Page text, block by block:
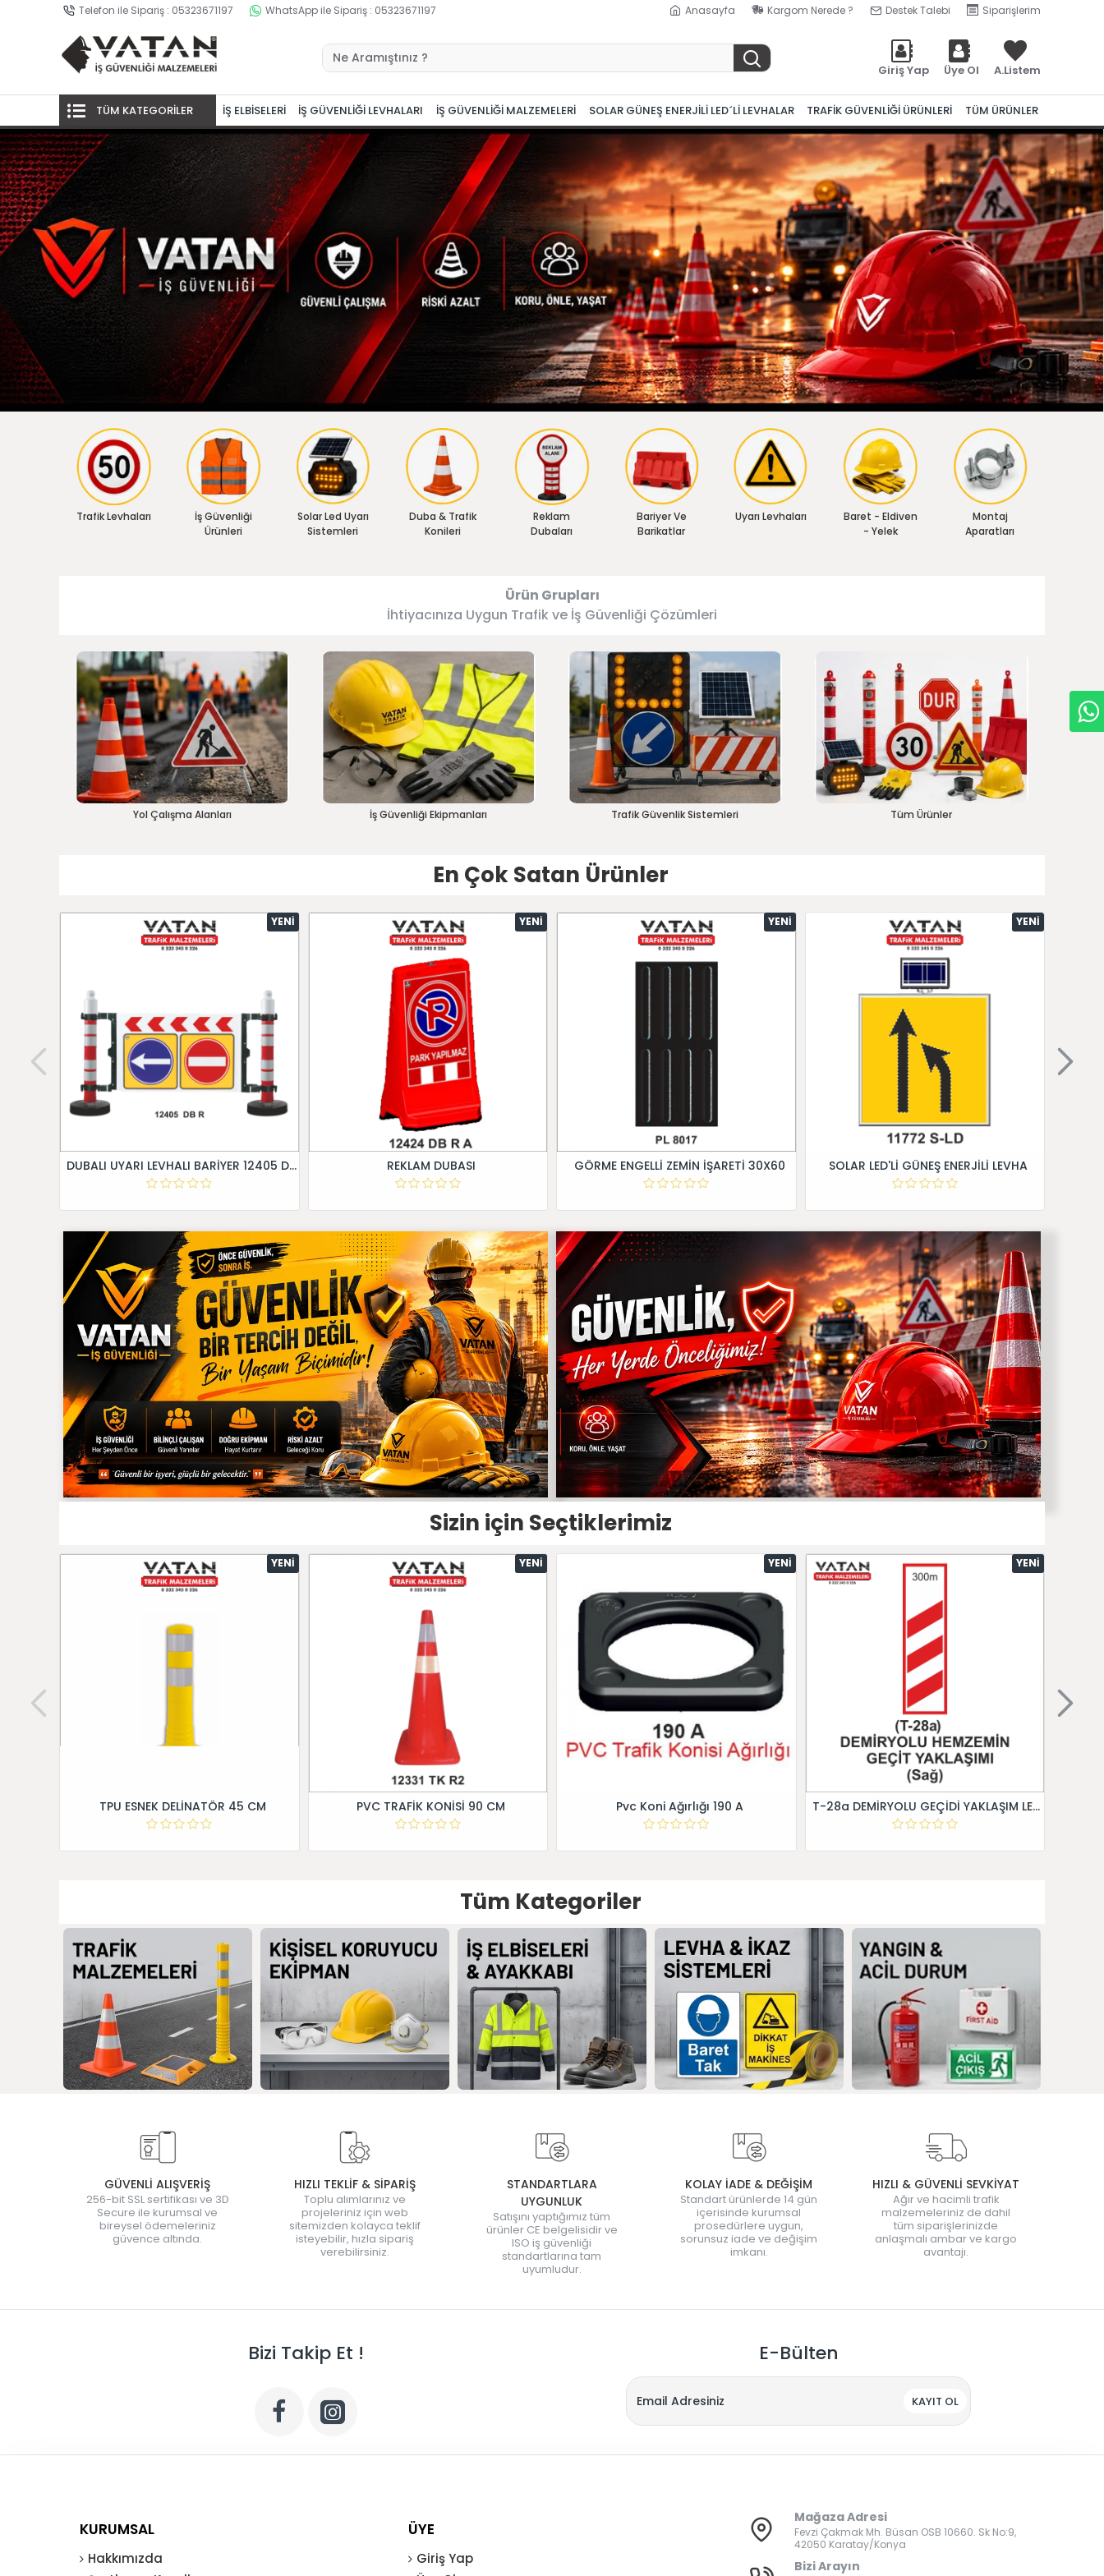
Telefon ile Sipariş : 05323671197 WhatsApp ile Sipariş : 05323671197 Anasayfa Kargom Nerede ? Destek Talebi Siparişlerim
Giriş Yap Üye Ol A.Listem
TÜM KATEGORİLER İŞ ELBİSELERİ İŞ GÜVENLİĞİ LEVHALARI İŞ GÜVENLİĞİ MALZEMELERİ SOLAR GÜNEŞ ENERJİLİ LED´Lİ LEVHALAR TRAFİK GÜVENLİĞİ ÜRÜNLERİ TÜM ÜRÜNLER
Trafik Levhaları
İş Güvenliği
Ürünleri
Solar Led Uyarı
Sistemleri
Duba & Trafik
Konileri
Reklam
Dubaları
Bariyer Ve
Barikatlar
Uyarı Levhaları
Baret - Eldiven
- Yelek
Montaj
Aparatları
Ürün Grupları
İhtiyacınıza Uygun Trafik ve İş Güvenliği Çözümleri
Yol Çalışma Alanları İş Güvenliği Ekipmanları Trafik Güvenlik Sistemleri Tüm Ürünler
En Çok Satan Ürünler
YENI
DUBALI UYARI LEVHALI BARİYER 12405 DB R
YENI
REKLAM DUBASI
YENI
GÖRME ENGELLİ ZEMİN İŞARETİ 30X60
YENI
SOLAR LED'Lİ GÜNEŞ ENERJİLİ LEVHA
Sizin için Seçtiklerimiz
YENI
TPU ESNEK DELİNATÖR 45 CM
YENI
PVC TRAFİK KONİSİ 90 CM
YENI
Pvc Koni Ağırlığı 190 A
YENI
T-28a DEMİRYOLU GEÇİDİ YAKLAŞIM LEVHALARI (Sağ)
Tüm Kategoriler
GÜVENLİ ALIŞVERİŞ
256-bit SSL sertifikası ve 3D
Secure ile kurumsal ve
bireysel ödemeleriniz
güvence altında.
HIZLI TEKLİF & SİPARİŞ
Toplu alımlarınız ve
projeleriniz için web
sitemizden kolayca teklif
isteyebilir, hızla sipariş
verebilirsiniz.
STANDARTLARA
UYGUNLUK
Satışını yaptığımız tüm
ürünler CE belgelisidir ve
ISO iş güvenliği
standartlarına tam
uyumludur.
KOLAY İADE & DEĞİŞİM
Standart ürünlerde 14 gün
içerisinde kurumsal
prosedürlere uygun,
sorunsuz iade ve değişim
imkanı.
HIZLI & GÜVENLİ SEVKİYAT
Ağır ve hacimli trafik
malzemeleriniz de dahil
tüm siparişlerinizde
anlaşmalı ambar ve kargo
avantajı.
Bizi Takip Et ! E-Bülten
KAYIT OL
KURUMSAL
Hakkımızda
ÜYE
Giriş Yap
Mağaza Adresi
Fevzi Çakmak Mh. Büsan OSB 10660. Sk No:9,
42050 Karatay/Konya
Bizi Arayın